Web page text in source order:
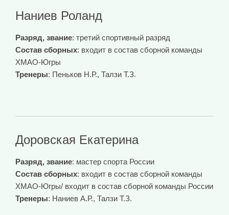
Наниев Роланд
Разряд, звание: третий спортивный разряд
Состав сборных: входит в состав сборной команды
ХМАО-Югры
Тренеры: Пеньков Н.Р., Талзи Т.З.
Доровская Екатерина
Разряд, звание: мастер спорта России
Состав сборных: входит в состав сборной команды
ХМАО-Югры/ входит в состав сборной команды России
Тренеры: Наниев А.Р., Талзи Т.З.